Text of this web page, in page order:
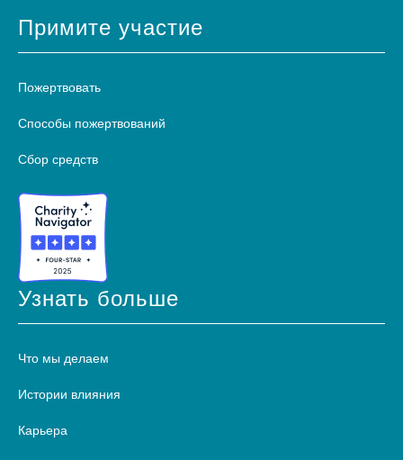
Примите участие
Пожертвовать
Способы пожертвований
Сбор средств
Узнать больше
Что мы делаем
Истории влияния
Карьера